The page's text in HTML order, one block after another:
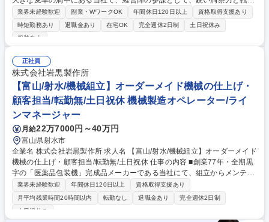
的視点から経営アジェンダを特定し、中期経営計画の策定からM&A戦略の
実行までを一気通貫でリードしていただきます。 ■経営の意思決定に必要
とする情報の収集と整理 ■中期経営計画の策定サポート（中期ビジョン・
かる社内プロジェクトの推進、管理 ■インオーガニック領域（M&A、CVC
等）の企画・立案・実行 ■（ご経験に応じ）M&A案件のディールソーシン
グ・財務アドバイザリーなど 募集職種 【大阪】経営企画（小林製薬の変
革をリードする戦略立案・推進ポジション）
業界未経験歓迎 副業・WワークOK 年間休日120日以上
資格取得支援あり
時短勤務あり
退職金あり 在宅OK 完全週休2日制
土日祝休み
服装自由
正社員
株式会社岩黒製作所
【富山/射水/機械組立】オーダーメイド機械の仕上げ・
顧客担当/転勤無/土日祝休 機械製造オペレーター/ライ
ンマネージャー
月給22万7000円～40万円
富山県射水市
企業名 株式会社岩黒製作所 求人名 【富山/射水/機械組立】オーダーメイド
機械の仕上げ・顧客担当/転勤無/土日祝休 仕事の内容 ■創業77年・全期黒
字の「医薬品包装機」完成品メーカーである当社にて、組立からメンテナ
ンスまで一貫して行って頂きます。機械が完成したら、全国各地のお客様
のもとへ納品・調整作業を行い、定期点検から アフターフォローまでを担
当します。ただ図面や設計図の通りに機械を組み立てるのではなく、お客
業界未経験歓迎 年間休日120日以上
資格取得支援あり
月平均残業時間20時間以内
転勤なし 退職金あり
完全週休2日制
土日祝休み